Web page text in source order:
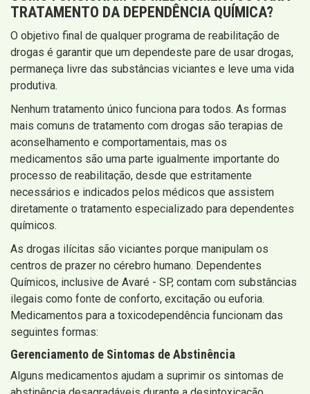
TRATAMENTO DA DEPENDÊNCIA QUÍMICA?
O objetivo final de qualquer programa de reabilitação de
drogas é garantir que um dependeste pare de usar drogas,
permaneça livre das substâncias viciantes e leve uma vida
produtiva.
Nenhum tratamento único funciona para todos. As formas
mais comuns de tratamento com drogas são terapias de
aconselhamento e comportamentais, mas os
medicamentos são uma parte igualmente importante do
processo de reabilitação, desde que estritamente
necessários e indicados pelos médicos que assistem
diretamente o tratamento especializado para dependentes
químicos.
As drogas ilícitas são viciantes porque manipulam os
centros de prazer no cérebro humano. Dependentes
Químicos, inclusive de Avaré - SP, contam com substâncias
ilegais como fonte de conforto, excitação ou euforia.
Medicamentos para a toxicodependência funcionam das
seguintes formas:
Gerenciamento de Sintomas de Abstinência
Alguns medicamentos ajudam a suprimir os sintomas de